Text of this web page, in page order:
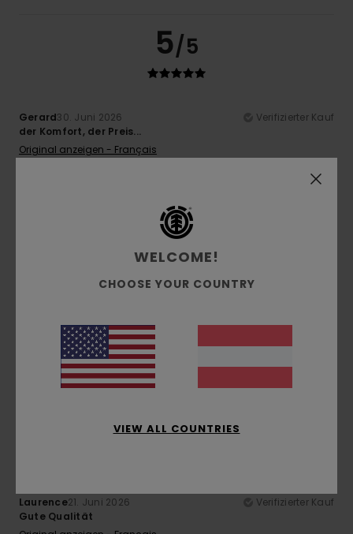
5/5
Gerard30. Juni 2026
Verifizierter Kauf
der Komfort, der Preis...
Original anzeigen - Français
5/5
Schöne Farben!
Original anzeigen - Français
Komfort: 5/5 Preis-Leistungs-Verhältnis
Perfekte GrößeMaterial: 4/5
5/5
Laurence21. Juni 2026
Verifizierter Kauf
Gute Qualität
WELCOME!
CHOOSE YOUR COUNTRY
VIEW ALL COUNTRIES